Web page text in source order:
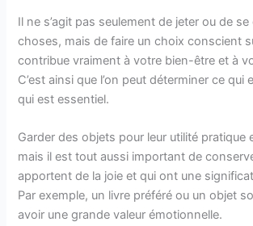
Il ne s’agit pas seulement de jeter ou de
choses, mais de faire un choix conscient
contribue vraiment à votre bien-être et à
C’est ainsi que l’on peut déterminer ce qui
qui est essentiel.
Garder des objets pour leur utilité pratique
mais il est tout aussi important de
apportent de la joie et qui ont une
Par exemple, un livre préféré ou un objet
avoir une grande valeur émotionnelle.